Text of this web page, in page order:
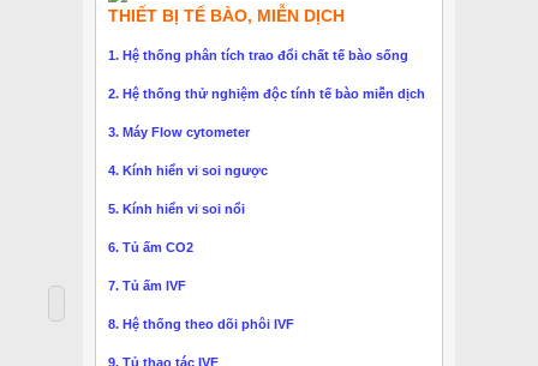
THIẾT BỊ TẾ BÀO, MIỄN DỊCH
1. Hệ thống phân tích trao đổi chất tế bào sống
2. Hệ thống thử nghiệm độc tính tế bào miễn dịch
3. Máy Flow cytometer
4. Kính hiển vi soi ngược
5. Kính hiển vi soi nổi
6. Tủ ấm CO2
7. Tủ ấm IVF
8. Hệ thống theo dõi phôi IVF
9. Tủ thao tác IVF